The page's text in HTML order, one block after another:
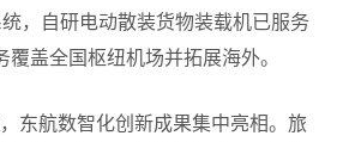
，自研电动散装货物装载机已服务
盖全国枢纽机场并拓展海外。
东航数智化创新成果集中亮相。旅